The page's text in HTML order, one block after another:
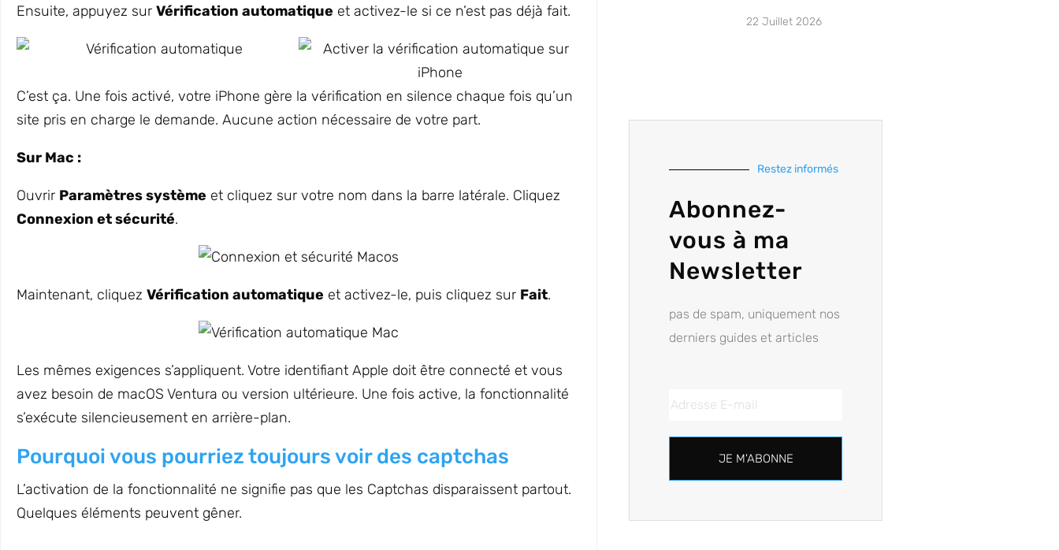
Ensuite, appuyez sur Vérification automatique et activez-le si ce n’est pas déjà fait.
C’est ça. Une fois activé, votre iPhone gère la vérification en silence chaque fois qu’un
site pris en charge le demande. Aucune action nécessaire de votre part.
Sur Mac :
Ouvrir Paramètres système et cliquez sur votre nom dans la barre latérale. Cliquez
Connexion et sécurité.
Maintenant, cliquez Vérification automatique et activez-le, puis cliquez sur Fait.
Les mêmes exigences s’appliquent. Votre identifiant Apple doit être connecté et vous
avez besoin de macOS Ventura ou version ultérieure. Une fois active, la fonctionnalité
s’exécute silencieusement en arrière-plan.
Pourquoi vous pourriez toujours voir des captchas
L’activation de la fonctionnalité ne signifie pas que les Captchas disparaissent partout.
Quelques éléments peuvent gêner.
22 Juillet 2026
Restez informés
Abonnez-
vous à ma
Newsletter
pas de spam, uniquement nos
derniers guides et articles
JE M'ABONNE